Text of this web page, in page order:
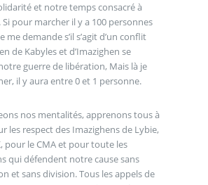
et notre temps consacré à
pour marcher il y a 100 personnes
me demande s’il s’agit d’un conflit
de Kabyles et d’Imazighen se
guerre de libération, Mais là je
il y aura entre 0 et 1 personne.
nos mentalités, apprenons tous à
les respect des Imazighens de Lybie,
pour le CMA et pour toute les
qui défendent notre cause sans
et sans division. Tous les appels de